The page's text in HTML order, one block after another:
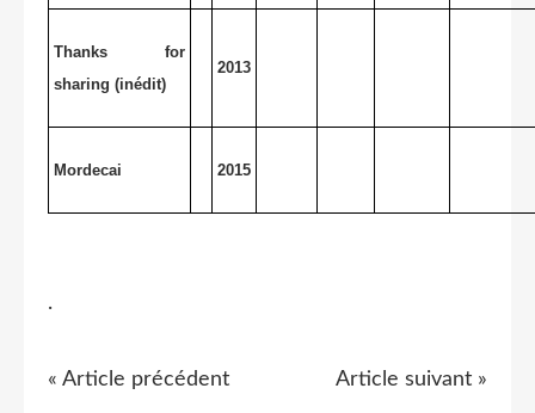
Thanks for
sharing (inédit)
2013
Mordecai 2015
.
« Article précédent Article suivant »